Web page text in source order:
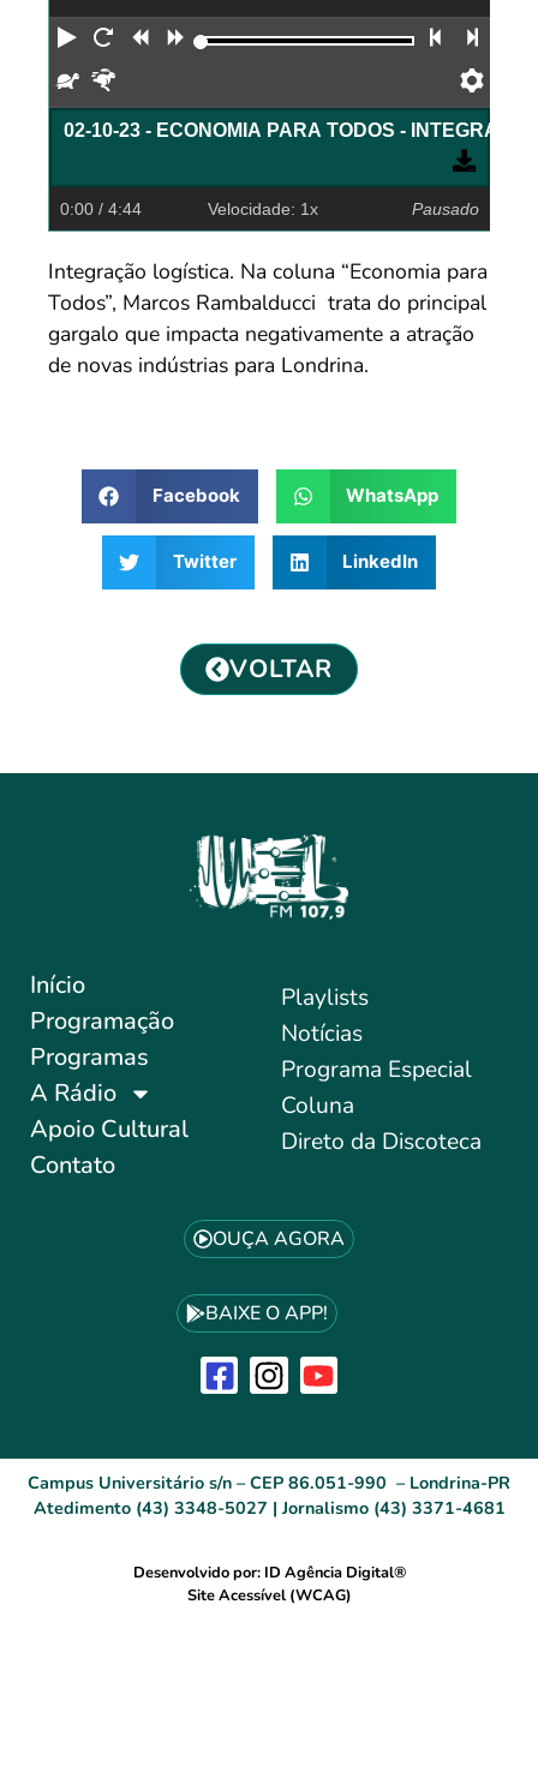
Reproduzir
Reiniciar
Retroceder
Avançar Faixa
Devagar
02-10-23 - ECONOMIA PARA TODOS -
0:00 / 4:44 Velocidade: 1x Pausado
Integração logística. Na coluna “Economia para
Todos”, Marcos Rambalducci trata do principal
gargalo que impacta negativamente a atração
de novas indústrias para Londrina.
Facebook WhatsApp
Twitter LinkedIn
VOLTAR
Início
Programação
Programas
A Rádio
Apoio Cultural
Contato
Playlists
Notícias
Programa Especial
Coluna
Direto da Discoteca
OUÇA AGORA
BAIXE O APP!
Campus Universitário s/n – CEP 86.051-990 – Londrina-PR
Atedimento (43) 3348-5027 | Jornalismo (43) 3371-4681
Desenvolvido por: ID Agência Digital®
Site Acessível (WCAG)